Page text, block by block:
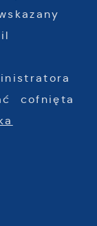
cofnięta